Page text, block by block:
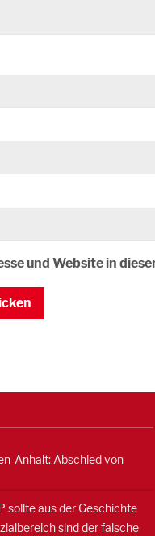
und Website in
Anhalt: Abschied von
sollte aus der Geschichte
sind der falsche